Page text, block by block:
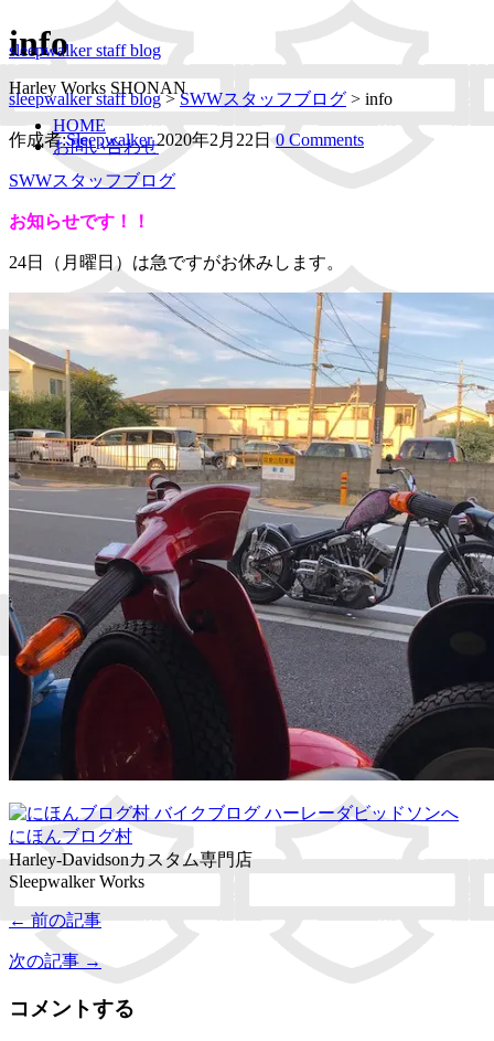
sleepwalker staff blog
Harley Works SHONAN
HOME
お問い合わせ
info
sleepwalker staff blog>SWWスタッフブログ > info
作成者:Sleepwalker 2020年2月22日 0 Comments
SWWスタッフブログ
お知らせです！！
24日（月曜日）は急ですがお休みします。
にほんブログ村
Harley-Davidsonカスタム専門店
Sleepwalker Works
← 前の記事
次の記事 →
コメントする